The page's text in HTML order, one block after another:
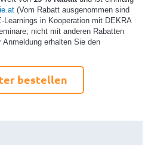
(Vom Rabatt ausgenommen sind
Learnings in Kooperation mit DEKRA
nicht mit anderen Rabatten
Anmeldung erhalten Sie den
bestellen